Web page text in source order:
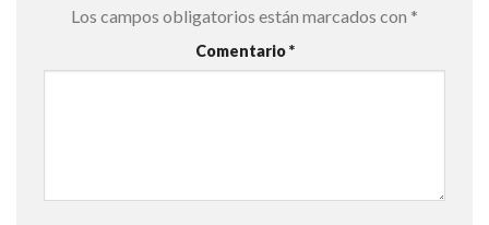
Los campos obligatorios están marcados con *
Comentario*